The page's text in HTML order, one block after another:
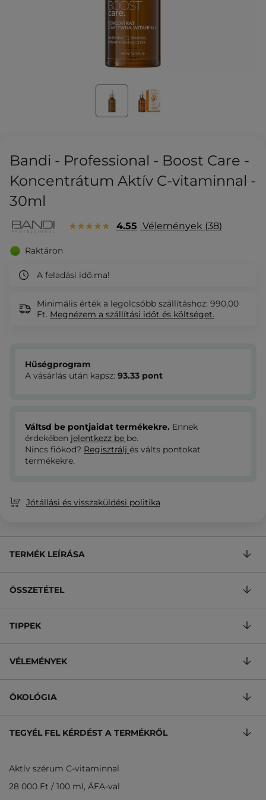
Bandi - Professional - Boost Care -
Koncentrátum Aktív C-vitaminnal -
30ml
4.55 Vélemények 38
Raktáron
A feladási idő:ma!
Minimális érték a legolcsóbb szállításhoz: 990,00
Ft. Megnézem a szállítási időt és költséget.
Hűségprogram
A vásárlás után kapsz: 93.33 pont
Váltsd be pontjaidat termékekre. Ennek
érdekében jelentkezz be be.
Nincs fiókod? Regisztrálj és válts pontokat
termékekre.
Jótállási és visszaküldési politika
TERMÉK LEÍRÁSA
ÖSSZETÉTEL
TIPPEK
VÉLEMÉNYEK
ÖKOLÓGIA
TEGYÉL FEL KÉRDÉST A TERMÉKRŐL
Aktív szérum C-vitaminnal
28 000 Ft / 100 ml, ÁFA-val